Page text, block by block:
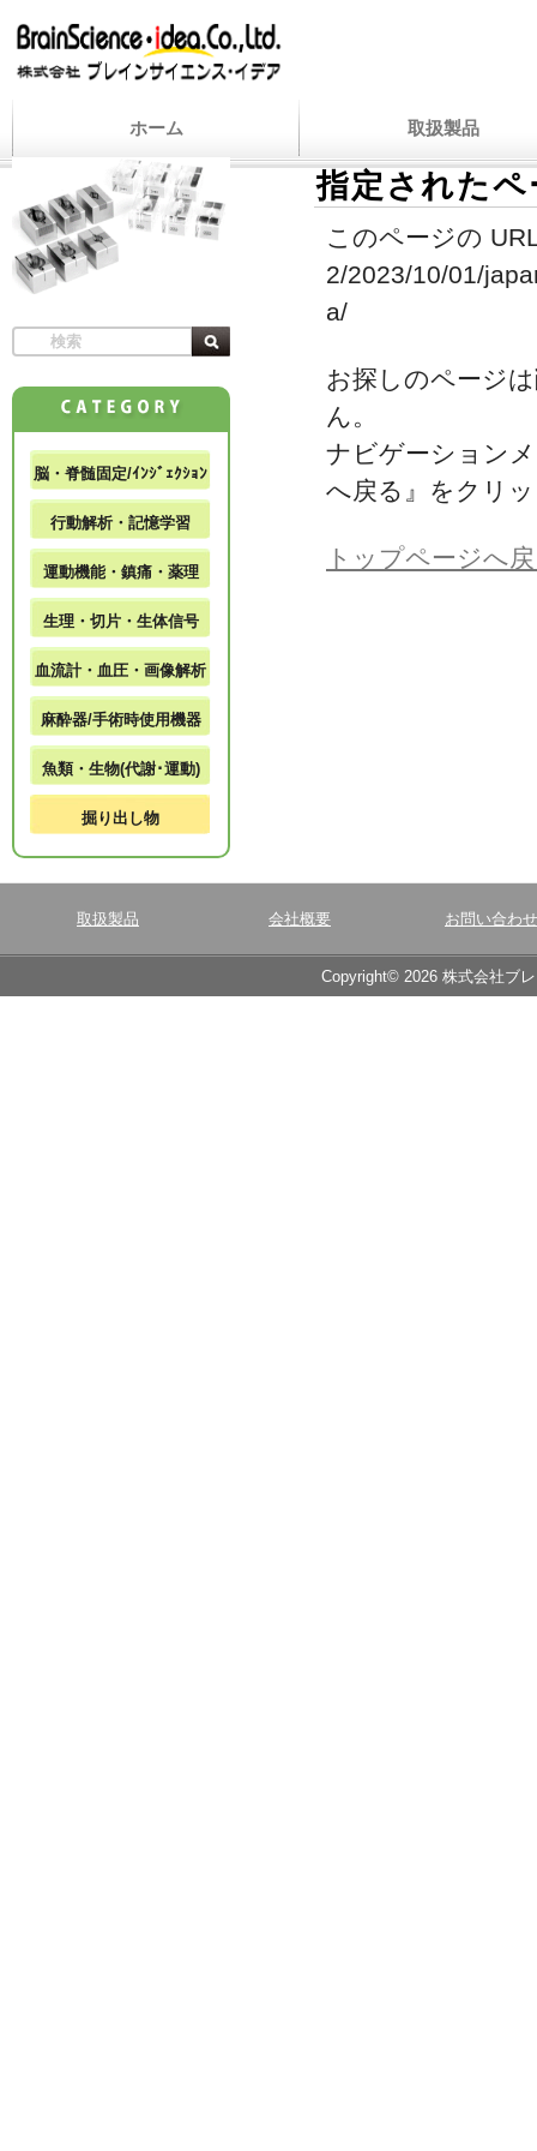
ホーム 取扱製品
指定された
このページの
2/2023/10/01/
a/
お探しのページ
ん。
ナビゲーション
へ戻る』をクリ
トップページへ
脳・脊髄固定/ｲﾝｼﾞｪｸｼｮﾝ
行動解析・記憶学習
運動機能・鎮痛・薬理
生理・切片・生体信号
血流計・血圧・画像解析
麻酔器/手術時使用機器
魚類・生物(代謝･運動)
掘り出し物
取扱製品 会社概要 お問い合わせ
Copyright© 2026 株式会社ブ